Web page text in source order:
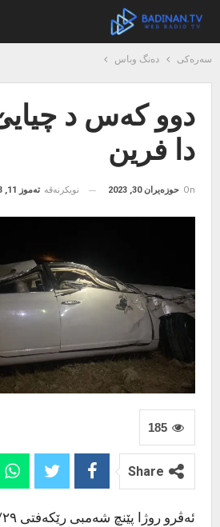
سەرەکی دەنگ وباس
دوو كەس د
دا فرین
On حوزەیران 30, 2023 نویکرنەڤەتەموز 11, 2023
185
Share